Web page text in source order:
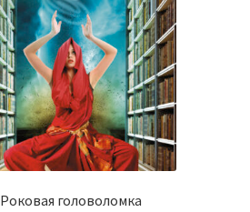
Роковая головоломка